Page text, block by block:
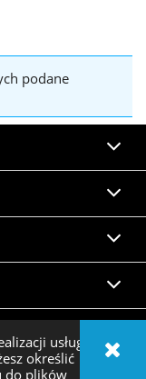
usług i
określić
do plików
podane